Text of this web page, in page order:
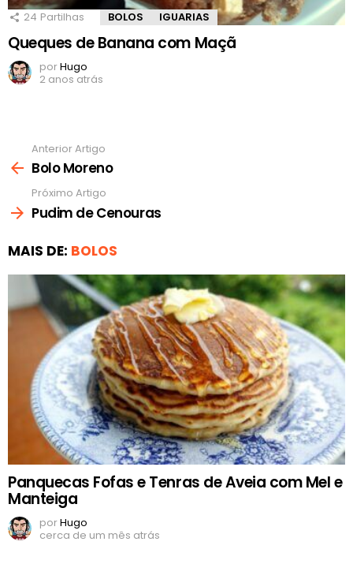
24 Partilhas BOLOS IGUARIAS
Queques de Banana com Maçã
porHugo
2 anos atrás
mais
Anterior Artigo
Bolo Moreno
Próximo Artigo
Pudim de Cenouras
MAIS DE: BOLOS
Panquecas Fofas e Tenras de Aveia com Mel e
Manteiga
porHugo
cerca de um mês atrás